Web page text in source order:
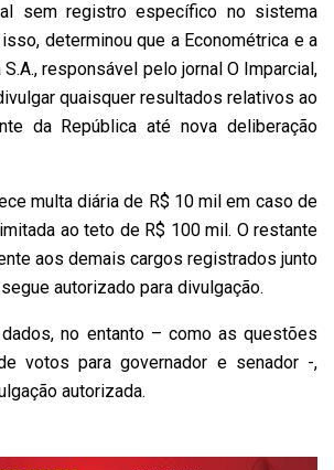
sem registro específico no sistema
determinou que a Econométrica e a
responsável pelo jornal O Imparcial,
quaisquer resultados relativos ao
da República até nova deliberação
multa diária de R$ 10 mil em caso de
ao teto de R$ 100 mil. O restante
aos demais cargos registrados junto
autorizado para divulgação.
no entanto – como as questões
votos para governador e senador -,
autorizada.